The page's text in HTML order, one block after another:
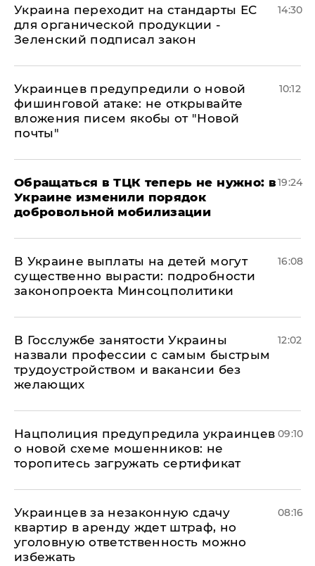
Украина переходит на стандарты ЕС
для органической продукции -
Зеленский подписал закон
14:30
Украинцев предупредили о новой
фишинговой атаке: не открывайте
вложения писем якобы от "Новой
почты"
10:12
Обращаться в ТЦК теперь не нужно: в
Украине изменили порядок
добровольной мобилизации
19:24
В Украине выплаты на детей могут
существенно вырасти: подробности
законопроекта Минсоцполитики
16:08
В Госслужбе занятости Украины
назвали профессии с самым быстрым
трудоустройством и вакансии без
желающих
12:02
Нацполиция предупредила украинцев
о новой схеме мошенников: не
торопитесь загружать сертификат
09:10
Украинцев за незаконную сдачу
квартир в аренду ждет штраф, но
уголовную ответственность можно
избежать
08:16